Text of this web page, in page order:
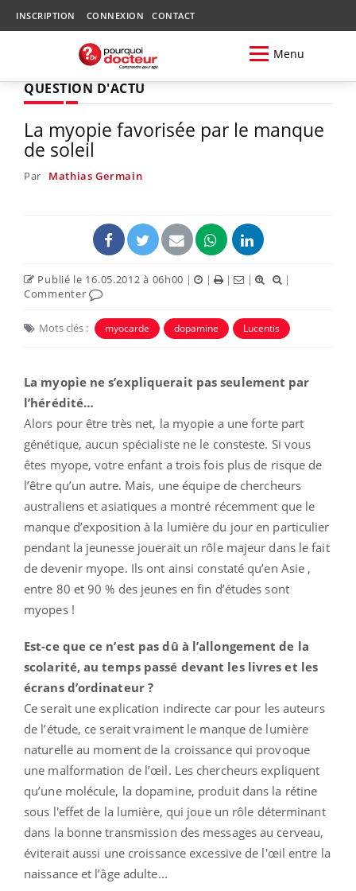
INSCRIPTION CONNEXION CONTACT
Menu
QUESTION D'ACTU
La myopie favorisée par le manque
de soleil
Par Mathias Germain
Publié le 16.05.2012 à 06h00 | | | |
|
Commenter
Mots clés : myocarde dopamine Lucentis
La myopie ne s’expliquerait pas seulement par
l’hérédité…
Alors pour être très net, la myopie a une forte part
génétique, aucun spécialiste ne le consteste. Si vous
êtes myope, votre enfant a trois fois plus de risque de
l’être qu’un autre. Mais, une équipe de chercheurs
australiens et asiatiques a montré récemment que le
manque d’exposition à la lumière du jour en particulier
pendant la jeunesse jouerait un rôle majeur dans le fait
de devenir myope. Ils ont ainsi constaté qu’en Asie ,
entre 80 et 90 % des jeunes en fin d’études sont
myopes !
Est-ce que ce n’est pas dû à l’allongement de la
scolarité, au temps passé devant les livres et les
écrans d’ordinateur ?
Ce serait une explication indirecte car pour les auteurs
de l’étude, ce serait vraiment le manque de lumière
naturelle au moment de la croissance qui provoque
une malformation de l’œil. Les chercheurs expliquent
qu’une molécule, la dopamine, produit dans la rétine
sous l'effet de la lumière, qui joue un rôle déterminant
dans la bonne transmission des messages au cerveau,
éviterait aussi une croissance excessive de l'œil entre la
naissance et l’âge adulte...